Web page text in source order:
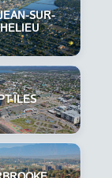
SUR-
ÎLES